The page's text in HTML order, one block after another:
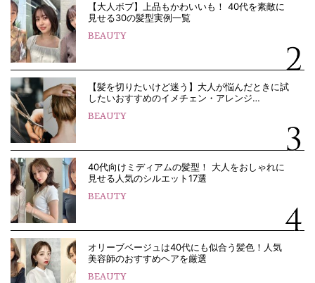
【大人ボブ】上品もかわいいも！ 40代を素敵に
見せる30の髪型実例一覧
BEAUTY
【髪を切りたいけど迷う】大人が悩んだときに試
したいおすすめのイメチェン・アレンジ…
BEAUTY
40代向けミディアムの髪型！ 大人をおしゃれに
見せる人気のシルエット17選
BEAUTY
オリーブベージュは40代にも似合う髪色！人気
美容師のおすすめヘアを厳選
BEAUTY